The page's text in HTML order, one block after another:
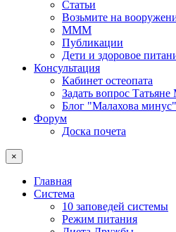
Статьи
Возьмите на
МММ
Публикации
Дети и здоровое
Консультация
Кабинет остеопата
Задать вопрос
Блог "Малахова минус"
Форум
Доска почета
×
Главная
Система
10 заповедей системы
Режим питания